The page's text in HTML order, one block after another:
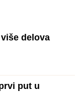
delova
put u